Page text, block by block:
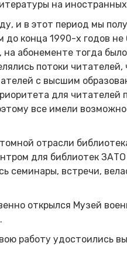
на
и в этот период мы
до конца 1990-х годов
абонементе тогда
потоки читателей,
с высшим
для читателей
все имели
отрасли
для библиотек
семинары, встречи,
открылся Музей
работу удостоились